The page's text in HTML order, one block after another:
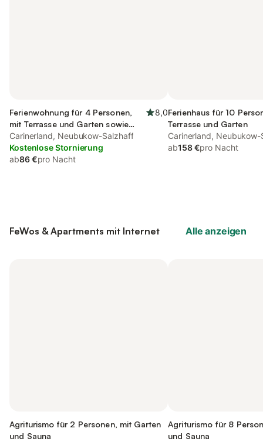
Ferienwohnung für 4 Personen,
mit Terrasse und Garten sowie
Ausblick
8,0
Carinerland, Neubukow-Salzhaff
Kostenlose Stornierung
ab86 €pro Nacht
Ferienhaus für 10
Terrasse und Garten
Carinerland,
ab158 €pro Nacht
FeWos & Apartments mit Internet Alle anzeigen
Agriturismo für 2 Personen, mit Garten
und Sauna
Agriturismo für 8
und Sauna